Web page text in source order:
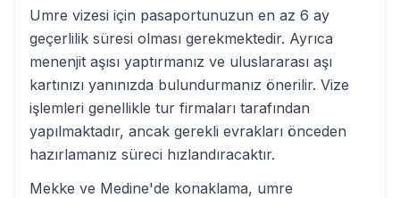
Umre vizesi için pasaportunuzun en az 6 ay
geçerlilik süresi olması gerekmektedir. Ayrıca
menenjit aşısı yaptırmanız ve uluslararası aşı
kartınızı yanınızda bulundurmanız önerilir. Vize
işlemleri genellikle tur firmaları tarafından
yapılmaktadır, ancak gerekli evrakları önceden
hazırlamanız süreci hızlandıracaktır.
Mekke ve Medine'de konaklama, umre